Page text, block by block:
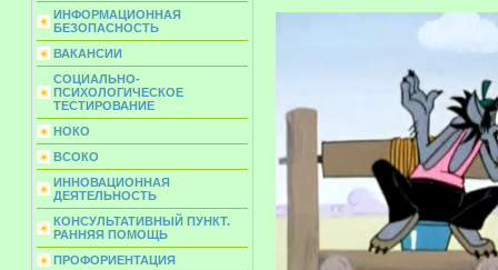
ИНФОРМАЦИОННАЯ
БЕЗОПАСНОСТЬ
ВАКАНСИИ
СОЦИАЛЬНО-
ПСИХОЛОГИЧЕСКОЕ
ТЕСТИРОВАНИЕ
НОКО
ВСОКО
ИННОВАЦИОННАЯ
ДЕЯТЕЛЬНОСТЬ
КОНСУЛЬТАТИВНЫЙ ПУНКТ.
РАННЯЯ ПОМОЩЬ
ПРОФОРИЕНТАЦИЯ